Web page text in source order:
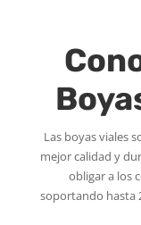
Las boyas viales
mejor calidad y
obligar a los
soportando hasta